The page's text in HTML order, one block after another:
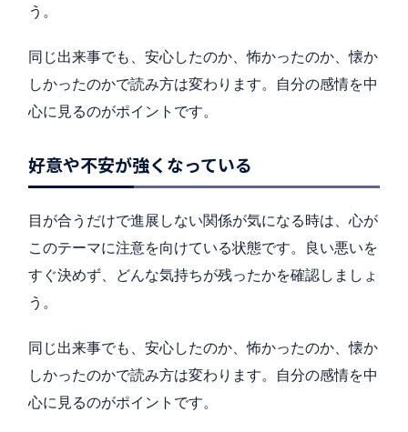
う。
同じ出来事でも、安心したのか、怖かったのか、懐か
しかったのかで読み方は変わります。自分の感情を中
心に見るのがポイントです。
好意や不安が強くなっている
目が合うだけで進展しない関係が気になる時は、心が
このテーマに注意を向けている状態です。良い悪いを
すぐ決めず、どんな気持ちが残ったかを確認しましょ
う。
同じ出来事でも、安心したのか、怖かったのか、懐か
しかったのかで読み方は変わります。自分の感情を中
心に見るのがポイントです。